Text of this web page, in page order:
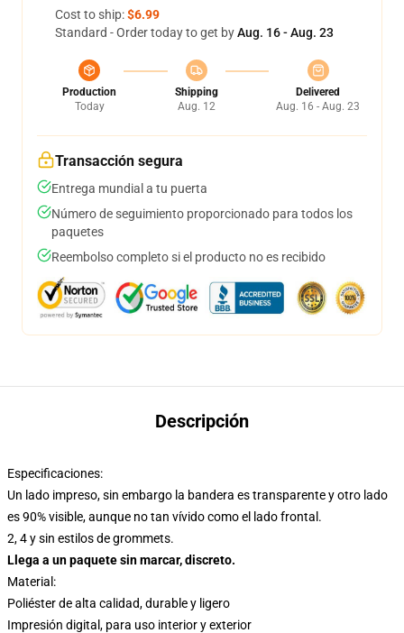
Cost to ship:$6.99
Standard - Order today to get byAug. 16 - Aug. 23
Production
Today
Shipping
Aug. 12
Delivered
Aug. 16 - Aug. 23
Transacción segura
Entrega mundial a tu puerta
Número de seguimiento proporcionado para todos los
paquetes
Reembolso completo si el producto no es recibido
Descripción
Especificaciones:
Un lado impreso, sin embargo la bandera es transparente y otro lado
es 90% visible, aunque no tan vívido como el lado frontal.
2, 4 y sin estilos de grommets.
Llega a un paquete sin marcar, discreto.
Material:
Poliéster de alta calidad, durable y ligero
Impresión digital, para uso interior y exterior